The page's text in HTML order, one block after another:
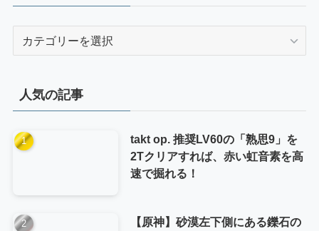
ー
人気の記事
takt op. 推奨LV60の「熟思9」を
2Tクリアすれば、赤い虹音素を高
速で掘れる！
【原神】砂漠左下側にある鑠石の